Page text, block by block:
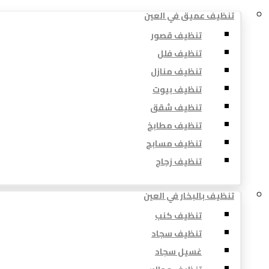
تنظيف عميق في العين
تنظيف قصور
تنظيف فلل
تنظيف منازل
تنظيف بيوت
تنظيف شقق
تنظيف مطابخ
تنظيف مسابح
تنظيف زجاج
تنظيف بالبخار في العين
تنظيف كنب
تنظيف سجاد
غسيل سجاد